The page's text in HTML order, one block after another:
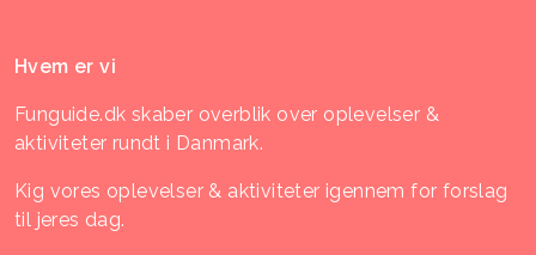
Hvem er vi
Funguide.dk skaber overblik over oplevelser &
aktiviteter rundt i Danmark.
Kig vores oplevelser & aktiviteter igennem for forslag
til jeres dag.